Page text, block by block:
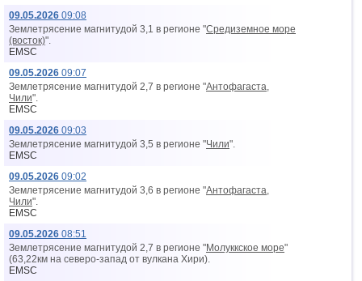
09.05.2026 09:08
Землетрясение магнитудой 3,1 в регионе "Средиземное море
(восток)".
EMSC
09.05.2026 09:07
Землетрясение магнитудой 2,7 в регионе "Антофагаста,
Чили".
EMSC
09.05.2026 09:03
Землетрясение магнитудой 3,5 в регионе "Чили".
EMSC
09.05.2026 09:02
Землетрясение магнитудой 3,6 в регионе "Антофагаста,
Чили".
EMSC
09.05.2026 08:51
Землетрясение магнитудой 2,7 в регионе "Молуккское море"
(63,22км на северо-запад от вyлкана Хири).
EMSC